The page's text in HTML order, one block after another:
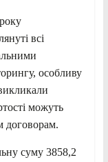
всі
особливу
можуть
договорам.
суму 3858,2